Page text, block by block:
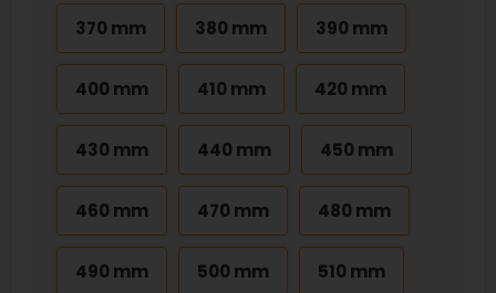
370 mm 380 mm 390 mm
400 mm 410 mm 420 mm
430 mm 440 mm 450 mm
460 mm 470 mm 480 mm
490 mm 500 mm 510 mm